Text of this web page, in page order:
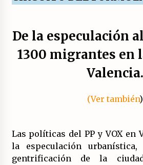
19/07/2026
Llamamiento por el 18
Estatal por la República.
17/07/2026
La OTAN acelera la
16/07/2026
represión del
16/07/2026
De la especulación
1300 migrantes en
Valencia.
(Ver también)
Las políticas del PP y VOX en
la especulación
gentrificación de la